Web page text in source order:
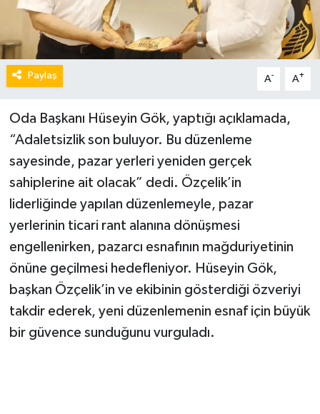
Paylaş A- A+
Oda Başkanı Hüseyin Gök, yaptığı açıklamada,
“Adaletsizlik son buluyor. Bu düzenleme
sayesinde, pazar yerleri yeniden gerçek
sahiplerine ait olacak” dedi. Özçelik’in
liderliğinde yapılan düzenlemeyle, pazar
yerlerinin ticari rant alanına dönüşmesi
engellenirken, pazarcı esnafının mağduriyetinin
önüne geçilmesi hedefleniyor. Hüseyin Gök,
başkan Özçelik’in ve ekibinin gösterdiği özveriyi
takdir ederek, yeni düzenlemenin esnaf için büyük
bir güvence sunduğunu vurguladı.